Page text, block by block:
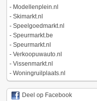
- Modellenplein.nl
- Skimarkt.nl
- Speelgoedmarkt.nl
- Speurmarkt.be
- Speurmarkt.nl
- Verkoopuwauto.nl
- Vissenmarkt.nl
- Woningruilplaats.nl
Deel op Facebook